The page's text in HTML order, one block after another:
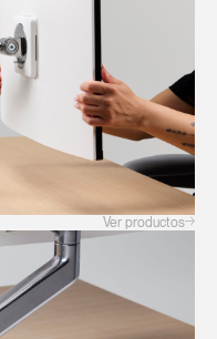
Ver productos